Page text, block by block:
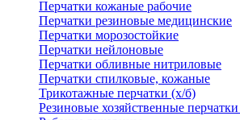
Перчатки кожаные рабочие
Перчатки резиновые медицинские
Перчатки морозостойкие
Перчатки нейлоновые
Перчатки обливные нитриловые
Перчатки спилковые, кожаные
Трикотажные перчатки (х/б)
Резиновые хозяйственные